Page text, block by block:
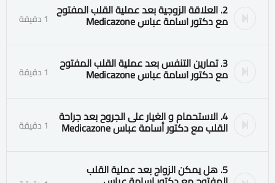
2. العلاقة الزوجية بعد عملية القلب المفتوح
مع دكتور اسامة عباس Medicazone 1 دقيقة
3. تمارين التنفس بعد عملية القلب المفتوح
مع دكتور اسامة عباس Medicazone 1 دقيقة
4. الاستحمام و الغيار على الجروح بعد جراحة
القلب مع دكتور أسامة عباس Medicazone 1 دقيقة
5. هل يمكن الزواج بعد عملية القلب